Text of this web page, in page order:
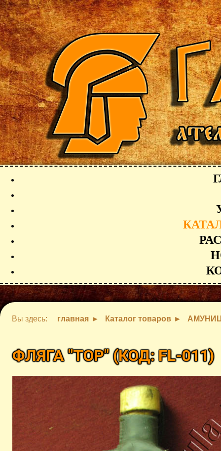
Вы здесь: главная Каталог товаров
ФЛЯГА "ТОР"(КОД:FL-011)